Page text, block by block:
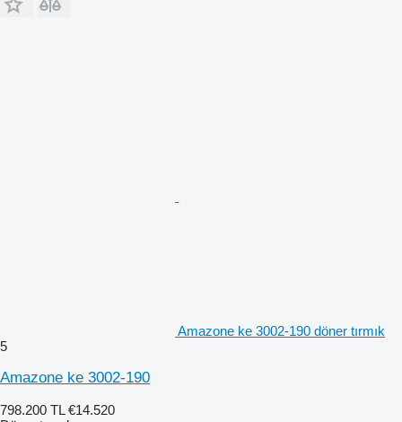
Amazone ke 3002-190 döner tırmık
5
Amazone ke 3002-190
798.200 TL €14.520